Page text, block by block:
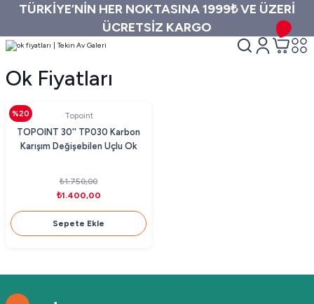
TÜRKİYE’NİN HER NOKTASINA 1999₺ VE ÜZERİ
ÜCRETSİZ KARGO
Ok Fiyatları
%20 Topoint
TOPOINT 30'' TP030 Karbon
Karışım Değişebilen Uçlu Ok
₺1.750,00
₺1.400,00
Sepete Ekle